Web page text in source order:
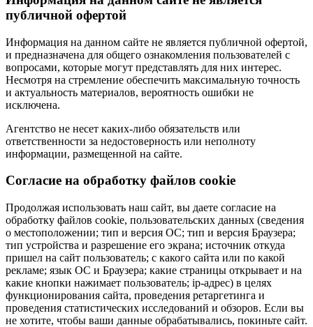
публичной офертой
Информация на данном сайте не является публичной офертой,
и предназначена для общего ознакомления пользователей с
вопросами, которые могут представлять для них интерес.
Несмотря на стремление обеспечить максимальную точность
и актуальность материалов, вероятность ошибки не
исключена.
Агентство не несет каких-либо обязательств или
ответственности за недостоверность или неполноту
информации, размещенной на сайте.
Cогласие на обработку файлов cookie
Продолжая использовать наш сайт, вы даете согласие на
обработку файлов cookie, пользовательских данных (сведения
о местоположении; тип и версия ОС; тип и версия Браузера;
тип устройства и разрешение его экрана; источник откуда
пришел на сайт пользователь; с какого сайта или по какой
рекламе; язык ОС и Браузера; какие страницы открывает и на
какие кнопки нажимает пользователь; ip-адрес) в целях
функционирования сайта, проведения ретаргетинга и
проведения статистических исследований и обзоров. Если вы
не хотите, чтобы ваши данные обрабатывались, покиньте сайт.